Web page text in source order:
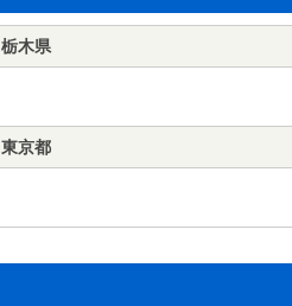
栃木県
東京都